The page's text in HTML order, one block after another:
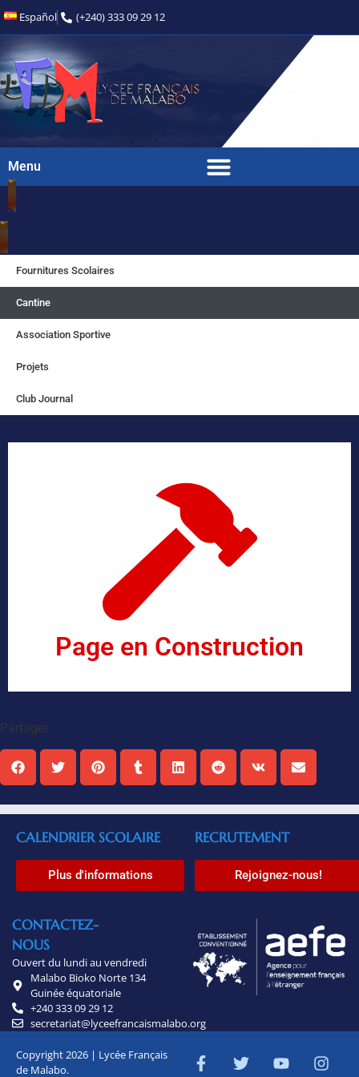
Español (+240) 333 09 29 12
Menu
Cafétéria
Fournitures Scolaires
Cantine
Association Sportive
Projets
Club Journal
Page en Construction
Partager :
CALENDRIER SCOLAIRE
Plus d'informations
RECRUTEMENT
Rejoignez-nous!
CONTACTEZ-
NOUS
Ouvert du lundi au vendredi
Malabo Bioko Norte 134
Guinée équatoriale
+240 333 09 29 12
secretariat@lyceefrancaismalabo.org
Copyright 2026 | Lycée Français
de Malabo.